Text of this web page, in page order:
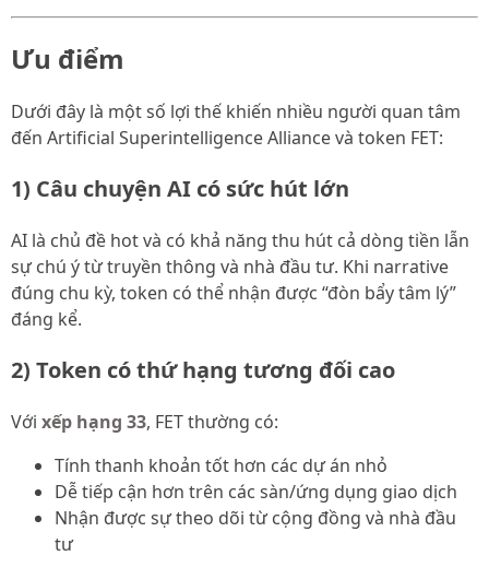
Ưu điểm
Dưới đây là một số lợi thế khiến nhiều người quan tâm
đến Artificial Superintelligence Alliance và token FET:
1) Câu chuyện AI có sức hút lớn
AI là chủ đề hot và có khả năng thu hút cả dòng tiền lẫn
sự chú ý từ truyền thông và nhà đầu tư. Khi narrative
đúng chu kỳ, token có thể nhận được “đòn bẩy tâm lý”
đáng kể.
2) Token có thứ hạng tương đối cao
Với xếp hạng 33, FET thường có:
Tính thanh khoản tốt hơn các dự án nhỏ
Dễ tiếp cận hơn trên các sàn/ứng dụng giao dịch
Nhận được sự theo dõi từ cộng đồng và nhà đầu
tư